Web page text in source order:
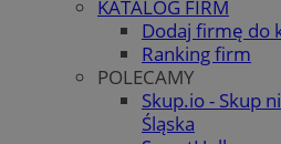
KATALOG FIRM
Dodaj firmę do
Ranking firm
POLECAMY
Skup.io - Skup
Śląska